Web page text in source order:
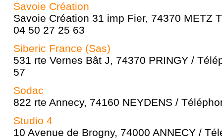
Savoie Création
Savoie Création 31 imp Fier, 74370 METZ
04 50 27 25 63
Siberic France (Sas)
531 rte Vernes Bât J, 74370 PRINGY /
57
Sodac
822 rte Annecy, 74160 NEYDENS /
Studio 4
10 Avenue de Brogny, 74000 ANNECY /